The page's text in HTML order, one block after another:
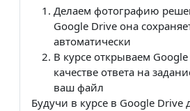
Делаем фотографию
Google Drive она
автоматически
В курсе открываем
качестве ответа на
ваш файл
Будучи в курсе в Google Drive